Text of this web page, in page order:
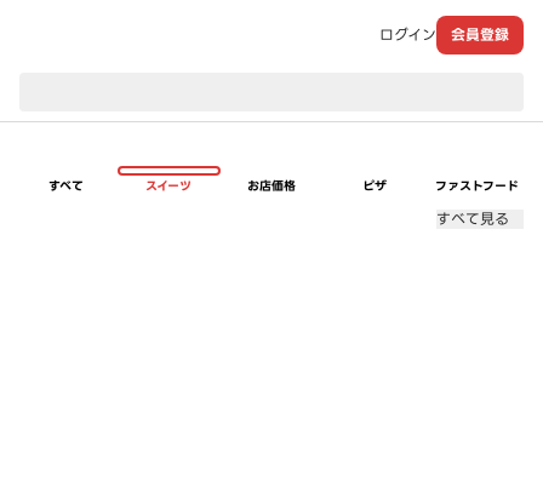
ログイン 会員登録
すべて スイーツ お店価格 ピザ ファストフード
すべて見る